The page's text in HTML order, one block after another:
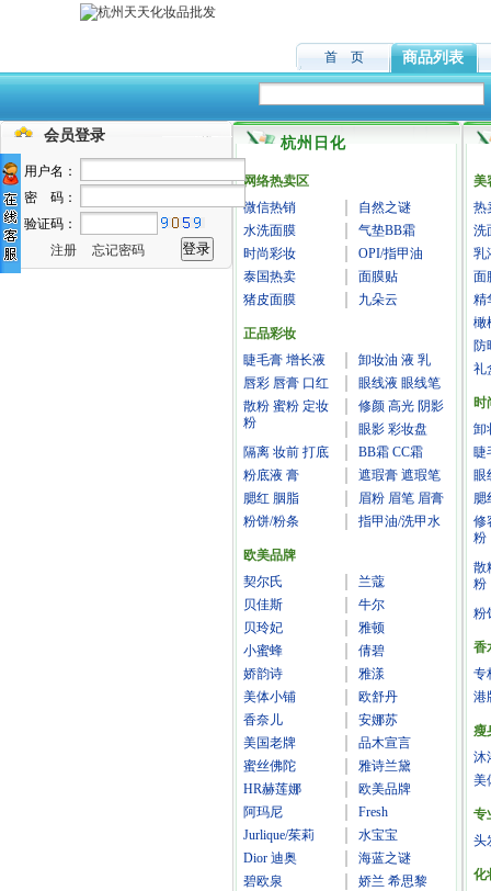
首 页 商品列表
会员登录
用户名：
密 码：
验证码：
注册
忘记密码
杭州日化
网络热卖区
微信热销
自然之谜
水洗面膜
气垫BB霜
时尚彩妆
OPI/指甲油
泰国热卖
面膜贴
猪皮面膜
九朵云
正品彩妆
睫毛膏 增长液
卸妆油 液 乳
唇彩 唇膏 口红
眼线液 眼线笔
散粉 蜜粉 定妆
粉
修颜 高光 阴影
眼影 彩妆盘
隔离 妆前 打底
BB霜 CC霜
粉底液 膏
遮瑕膏 遮瑕笔
腮红 胭脂
眉粉 眉笔 眉膏
粉饼/粉条
指甲油/洗甲水
欧美品牌
契尔氏
兰蔻
贝佳斯
牛尔
贝玲妃
雅顿
小蜜蜂
倩碧
娇韵诗
雅漾
美体小铺
欧舒丹
香奈儿
安娜苏
美国老牌
品木宣言
蜜丝佛陀
雅诗兰黛
HR赫莲娜
欧美品牌
阿玛尼
Fresh
Jurlique/茱莉
水宝宝
Dior 迪奥
海蓝之谜
碧欧泉
娇兰 希思黎
美
热
洗
乳
面
精
橄
防
礼
时
卸
睫
眼
腮
修
粉
散
粉
粉
香
专
港
瘦
沐
美
专
头
化